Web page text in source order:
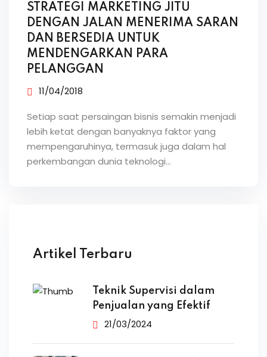
STRATEGI MARKETING JITU
DENGAN JALAN MENERIMA SARAN
DAN BERSEDIA UNTUK
MENDENGARKAN PARA
PELANGGAN
11/04/2018
Setiap saat persaingan bisnis semakin menjadi
lebih ketat dengan banyaknya faktor yang
mempengaruhinya, termasuk juga dalam hal
perkembangan dunia teknologi…
Artikel Terbaru
Teknik Supervisi dalam
Penjualan yang Efektif
21/03/2024